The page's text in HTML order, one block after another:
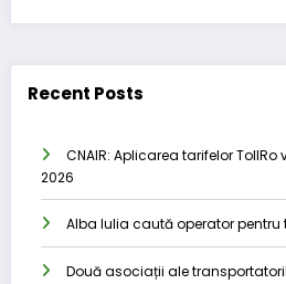
Recent Posts
CNAIR: Aplicarea tarifelor
2026
Alba Iulia caută operator
Două asociații ale